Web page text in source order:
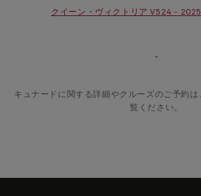
クイーン・ヴィクトリア V524 -
キュナードに関する詳細やクルーズのご予約は
覧ください。